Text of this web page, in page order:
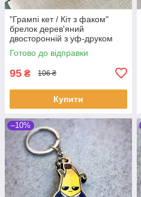
"Грампі кет / Кіт з факом"
брелок дерев'яний
двосторонній з уф-друком
Готово до відправки
95 ₴ 106 ₴
Купити
–10%